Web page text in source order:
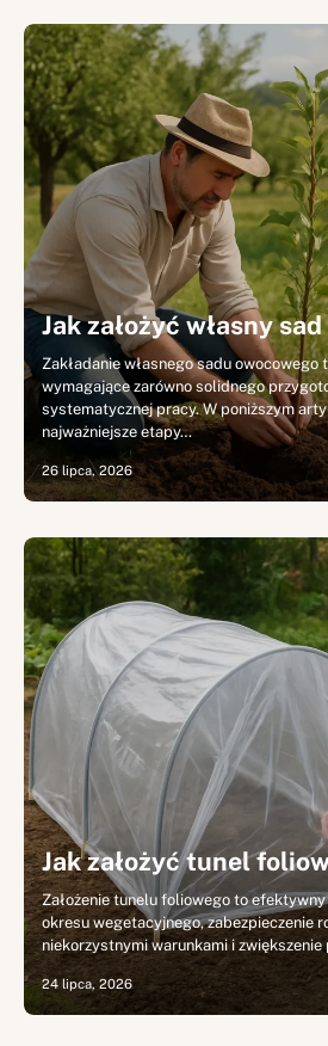
Jak założyć własny
Zakładanie własnego sadu owocowego
wymagające zarówno solidnego
systematycznej pracy. W poniższym
najważniejsze etapy…
26 lipca, 2026
Jak założyć tunel
Założenie tunelu foliowego to
okresu wegetacyjnego, zabezpieczenie
niekorzystnymi warunkami i zwiększenie
24 lipca, 2026